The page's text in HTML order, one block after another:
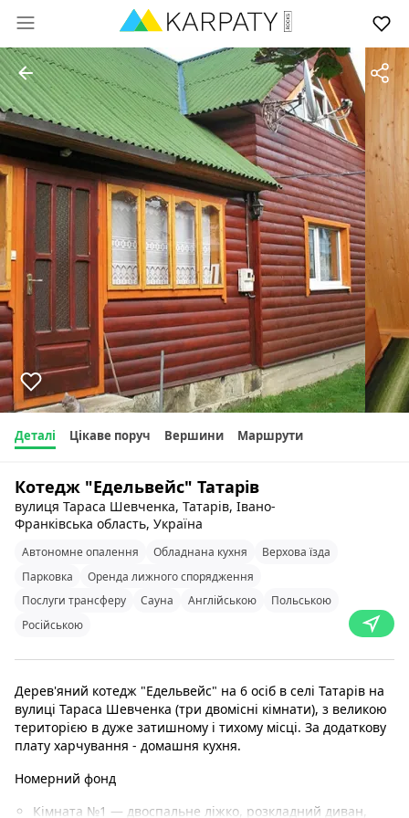
Деталі Цікаве поруч Вершини Маршрути
Котедж "Едельвейс" Татарів
вулиця Тараса Шевченка, Татарів, Івано-
Франківська область, Україна
Автономне опалення Обладнана кухня
Верхова їзда
Парковка
Оренда лижного спорядження
Послуги трансферу
Сауна Англійською
Польською
Російською
Дерев'яний котедж "Едельвейс" на 6 осіб в селі Татарів на
вулиці Тараса Шевченка (три двомісні кімнати), з великою
територією в дуже затишному і тихому місці. За додаткову
плату харчування - домашня кухня.
Номерний фонд
Кімната №1 — двоспальне ліжко, розкладний диван,